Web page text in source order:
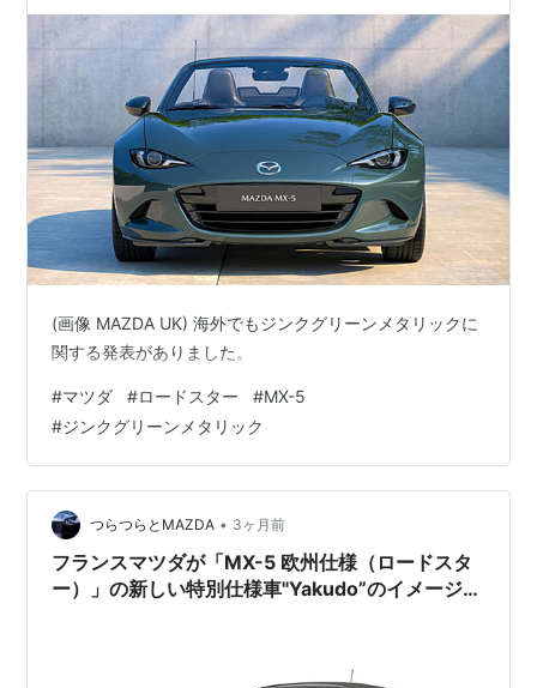
(画像 MAZDA UK) 海外でもジンクグリーンメタリックに
関する発表がありました。
#マツダ #ロードスター #MX-5
#ジンクグリーンメタリック
つらつらとMAZDA • 3ヶ月前
フランスマツダが「MX-5 欧州仕様（ロードスタ
ー）」の新しい特別仕様車"Yakudo”のイメージ画